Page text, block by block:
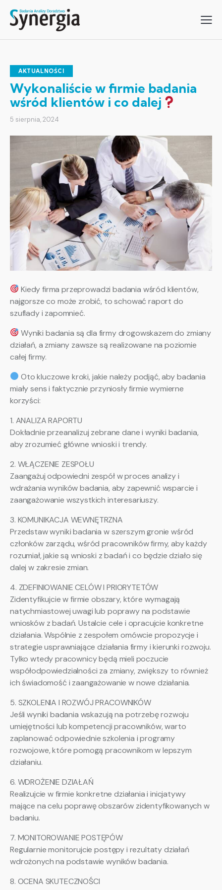
AKTUALNOŚCI
Wykonaliście w firmie badania
wśród klientów i co dalej
5 sierpnia, 2024
Kiedy firma przeprowadzi badania wśród klientów,
najgorsze co może zrobić, to schować raport do
szuflady i zapomnieć.
Wyniki badania są dla firmy drogowskazem do zmiany
działań, a zmiany zawsze są realizowane na poziomie
całej firmy.
Oto kluczowe kroki, jakie należy podjąć, aby badania
miały sens i faktycznie przyniosły firmie wymierne
korzyści:
1. ANALIZA RAPORTU
Dokładnie przeanalizuj zebrane dane i wyniki badania,
aby zrozumieć główne wnioski i trendy.
2. WŁĄCZENIE ZESPOŁU
Zaangażuj odpowiedni zespół w proces analizy i
wdrażania wyników badania, aby zapewnić wsparcie i
zaangażowanie wszystkich interesariuszy.
3. KOMUNIKACJA WEWNĘTRZNA
Przedstaw wyniki badania w szerszym gronie wśród
członków zarządu, wśród pracowników firmy, aby każdy
rozumiał, jakie są wnioski z badań i co będzie działo się
dalej w zakresie zmian.
4. ZDEFINIOWANIE CELÓW I PRIORYTETÓW
Zidentyfikujcie w firmie obszary, które wymagają
natychmiastowej uwagi lub poprawy na podstawie
wniosków z badań. Ustalcie cele i opracujcie konkretne
działania. Wspólnie z zespołem omówcie propozycje i
strategie usprawniające działania firmy i kierunki rozwoju.
Tylko wtedy pracownicy będą mieli poczucie
współodpowiedzialności za zmiany, zwiększy to również
ich świadomość i zaangażowanie w nowe działania.
5. SZKOLENIA I ROZWÓJ PRACOWNIKÓW
Jeśli wyniki badania wskazują na potrzebę rozwoju
umiejętności lub kompetencji pracowników, warto
zaplanować odpowiednie szkolenia i programy
rozwojowe, które pomogą pracownikom w lepszym
działaniu.
6. WDROŻENIE DZIAŁAŃ
Realizujcie w firmie konkretne działania i inicjatywy
mające na celu poprawę obszarów zidentyfikowanych w
badaniu.
7. MONITOROWANIE POSTĘPÓW
Regularnie monitorujcie postępy i rezultaty działań
wdrożonych na podstawie wyników badania.
8. OCENA SKUTECZNOŚCI